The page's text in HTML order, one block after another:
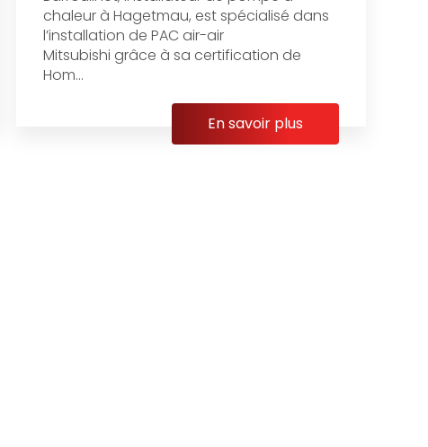
chaleur à Hagetmau, est spécialisé dans
l’installation de PAC air-air
Mitsubishi grâce à sa certification de
Hom...
En savoir plus